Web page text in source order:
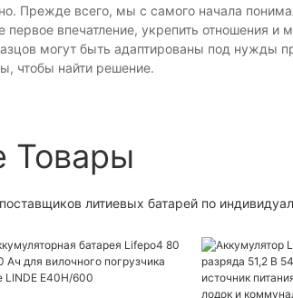
Прежде всего, мы с самого начала
первое впечатление, укрепить отношения и
могут быть адаптированы под нужды
чтобы найти решение.
Товары
литиевых батарей по